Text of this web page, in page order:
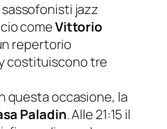
jazz
comeVittorio
repertorio
costituiscono tre
questa occasione, la
Paladin. Alle 21:15 il